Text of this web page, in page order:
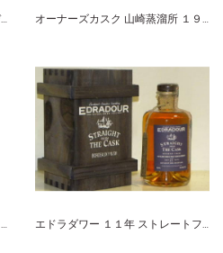
ローズバンク １２年 アンブレンデッド シングルモルト オーナーズカスク 山崎蒸溜所 １９９８-２００７ バーレル サントリーシングルカスクウイスキー
オーナーズカスク 山崎蒸溜所 １９９２-２００８ バーレル サントリーシングルカスクウイスキー エドラダワー １１年 ストレートフロムザカスク ボルドー